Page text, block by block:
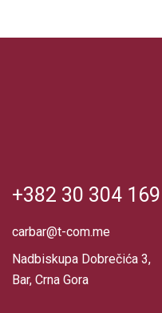
+382 30 304 169
carbar@t-com.me
Nadbiskupa Dobrečića 3,
Bar, Crna Gora